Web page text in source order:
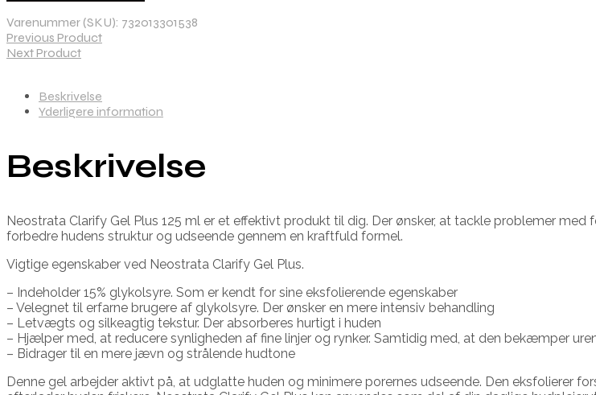
Varenummer (SKU): 732013301538
Previous Product
Next Product
Beskrivelse
Yderligere information
Beskrivelse
Neostrata Clarify Gel Plus 125 ml er et effektivt produkt til dig. Der ønsker, at tackle problemer
forbedre hudens struktur og udseende gennem en kraftfuld formel.
Vigtige egenskaber ved Neostrata Clarify Gel Plus.
– Indeholder 15% glykolsyre. Som er kendt for sine eksfolierende egenskaber
– Velegnet til erfarne brugere af glykolsyre. Der ønsker en mere intensiv behandling
– Letvægts og silkeagtig tekstur. Der absorberes hurtigt i huden
– Hjælper med, at reducere synligheden af fine linjer og rynker. Samtidig med, at den bekæmper
– Bidrager til en mere jævn og strålende hudtone
Denne gel arbejder aktivt på, at udglatte huden og minimere porernes udseende. Den eksfolierer